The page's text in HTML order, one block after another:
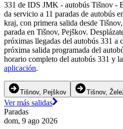
331 de IDS JMK - autobús Tišnov -
da servicio a 11 paradas de autobús
kraj, con primera salida desde
parada en Tišnov, Pejškov.
próximas llegadas del autobús 331 a
próxima salida programada del
horario completo del autobús 331 y
aplicación.
Tišnov, Pejškov Tišnov,
Ver más salidas
Paradas
dom, 9 ago 2026